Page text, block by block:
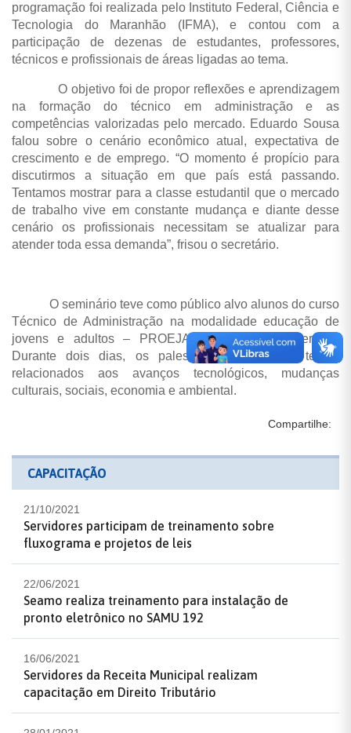
programação foi realizada pelo Instituto Federal, Ciência e
Tecnologia do Maranhão (IFMA), e contou com a
participação de dezenas de estudantes, professores,
técnicos e profissionais de áreas ligadas ao tema.
O objetivo foi de propor reflexões e aprendizagem
na formação do técnico em administração e as
competências valorizadas pelo mercado. Eduardo Sousa
falou sobre o cenário econômico atual, expectativa de
crescimento e de emprego. “O momento é propício para
discutirmos a situação em que país está passando.
Tentamos mostrar para a classe estudantil que o mercado
de trabalho vive em constante mudança e diante desse
cenário os profissionais necessitam se atualizar para
atender toda essa demanda”, frisou o secretário.
O seminário teve como público alvo alunos do curso
Técnico de Administração na modalidade educação de
jovens e adultos – PROEJA, do Campus Imperatriz.
Durante dois dias, os palestrantes abordaram temas
relacionados aos avanços tecnológicos, mudanças
culturais, sociais, economia e ambiental.
Compartilhe:
CAPACITAÇÃO
21/10/2021
Servidores participam de treinamento sobre
fluxograma e projetos de leis
22/06/2021
Seamo realiza treinamento para instalação de
pronto eletrônico no SAMU 192
16/06/2021
Servidores da Receita Municipal realizam
capacitação em Direito Tributário